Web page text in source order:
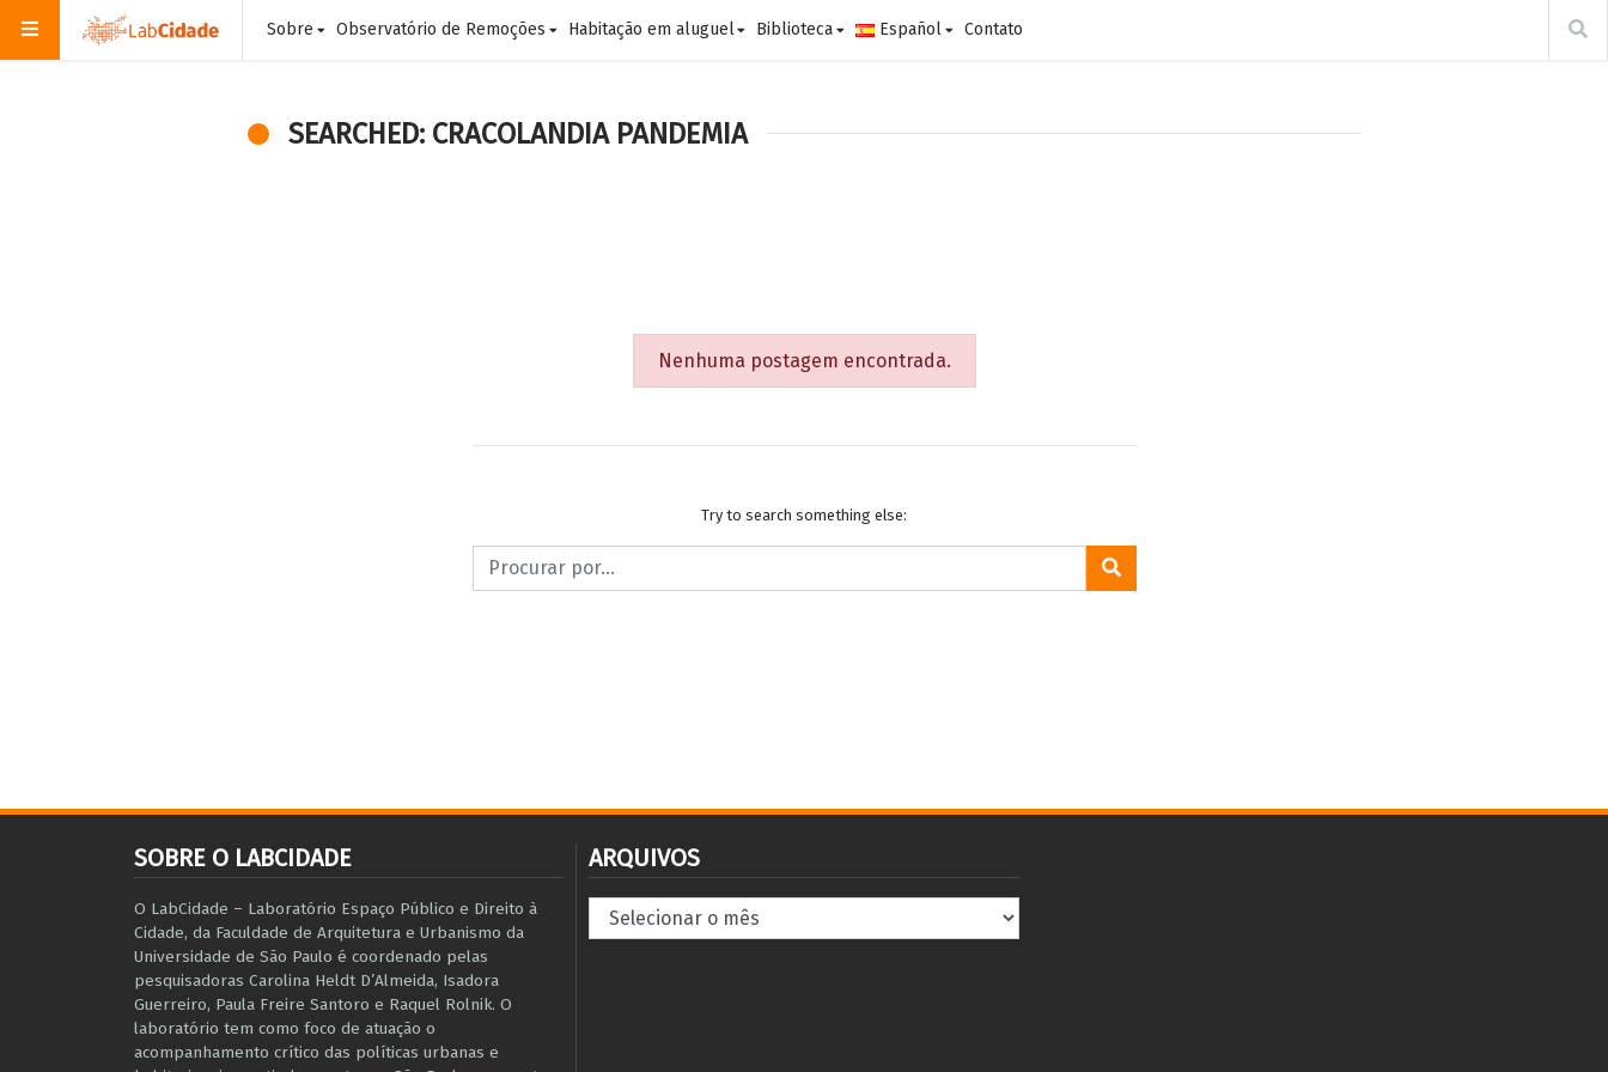
Sobre Observatório de Remoções Habitação em aluguel Biblioteca Español Contato
SEARCHED: CRACOLANDIA PANDEMIA
Nenhuma postagem encontrada.
Try to search something else:
SOBRE O LABCIDADE
O LabCidade – Laboratório Espaço Público e Direito à
Cidade, da Faculdade de Arquitetura e Urbanismo da
Universidade de São Paulo é coordenado pelas
pesquisadoras Carolina Heldt D’Almeida, Isadora
Guerreiro, Paula Freire Santoro e Raquel Rolnik. O
laboratório tem como foco de atuação o
acompanhamento crítico das políticas urbanas e
ARQUIVOS
Arquivos